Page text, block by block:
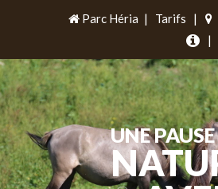
Parc Héria | Tarifs |
|
UNE PAUSE